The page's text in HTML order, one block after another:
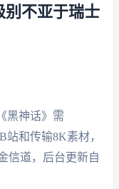
别不亚于瑞士
黑神话》需
和传输8K素材，
信道，后台更新自